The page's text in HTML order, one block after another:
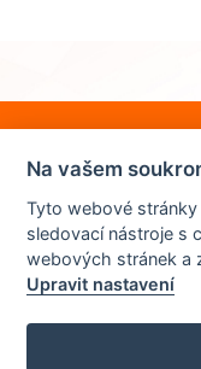
Na vašem
Tyto webové
sledovací nástroje s
webových stránek a
Upravit nastavení